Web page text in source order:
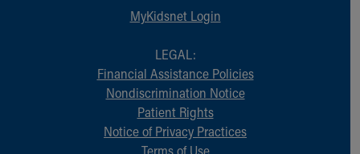
MyKidsnet Login
LEGAL:
Financial Assistance Policies
Nondiscrimination Notice
Patient Rights
Notice of Privacy Practices
Terms of Use